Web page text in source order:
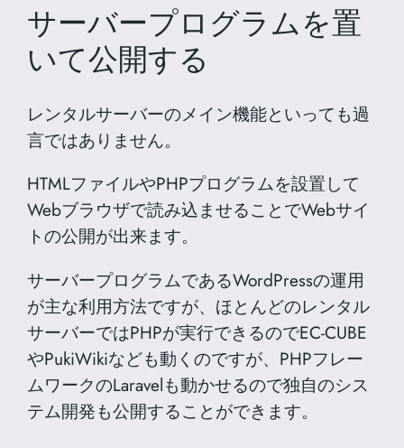
サーバープログラムを置
いて公開する
レンタルサーバーのメイン機能といっても過
言ではありません。
HTMLファイルやPHPプログラムを設置して
Webブラウザで読み込ませることでWebサイ
トの公開が出来ます。
サーバープログラムであるWordPressの運用
が主な利用方法ですが、ほとんどのレンタル
サーバーではPHPが実行できるのでEC-CUBE
やPukiWikiなども動くのですが、PHPフレー
ムワークのLaravelも動かせるので独自のシス
テム開発も公開することができます。